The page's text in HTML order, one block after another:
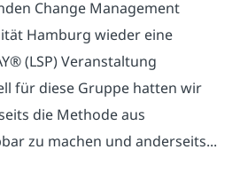
Change Management
Hamburg wieder eine
(LSP) Veranstaltung
für diese Gruppe hatten wir
die Methode aus
zu machen und anderseits...